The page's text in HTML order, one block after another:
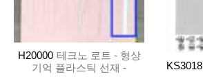
H20000 테크노 로트 - 형상
기억 플라스틱 선재 -
KS3018